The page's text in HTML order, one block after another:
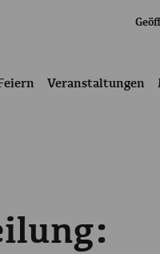
Veranstaltungen